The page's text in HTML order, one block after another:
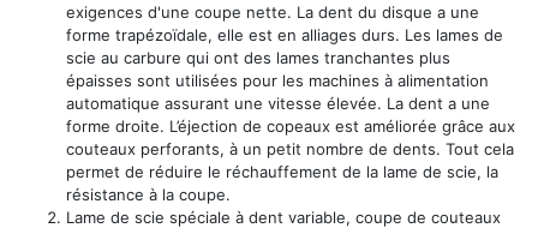
exigences d'une coupe nette. La dent du disque a une
forme trapézoïdale, elle est en alliages durs. Les lames de
scie au carbure qui ont des lames tranchantes plus
épaisses sont utilisées pour les machines à alimentation
automatique assurant une vitesse élevée. La dent a une
forme droite. L’éjection de copeaux est améliorée grâce aux
couteaux perforants, à un petit nombre de dents. Tout cela
permet de réduire le réchauffement de la lame de scie, la
résistance à la coupe.
Lame de scie spéciale à dent variable, coupe de couteaux